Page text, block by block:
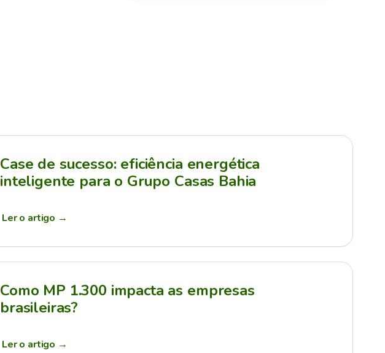
Case de sucesso: eficiência energética
inteligente para o Grupo Casas Bahia
Ler o artigo →
Como MP 1.300 impacta as empresas
brasileiras?
Ler o artigo →